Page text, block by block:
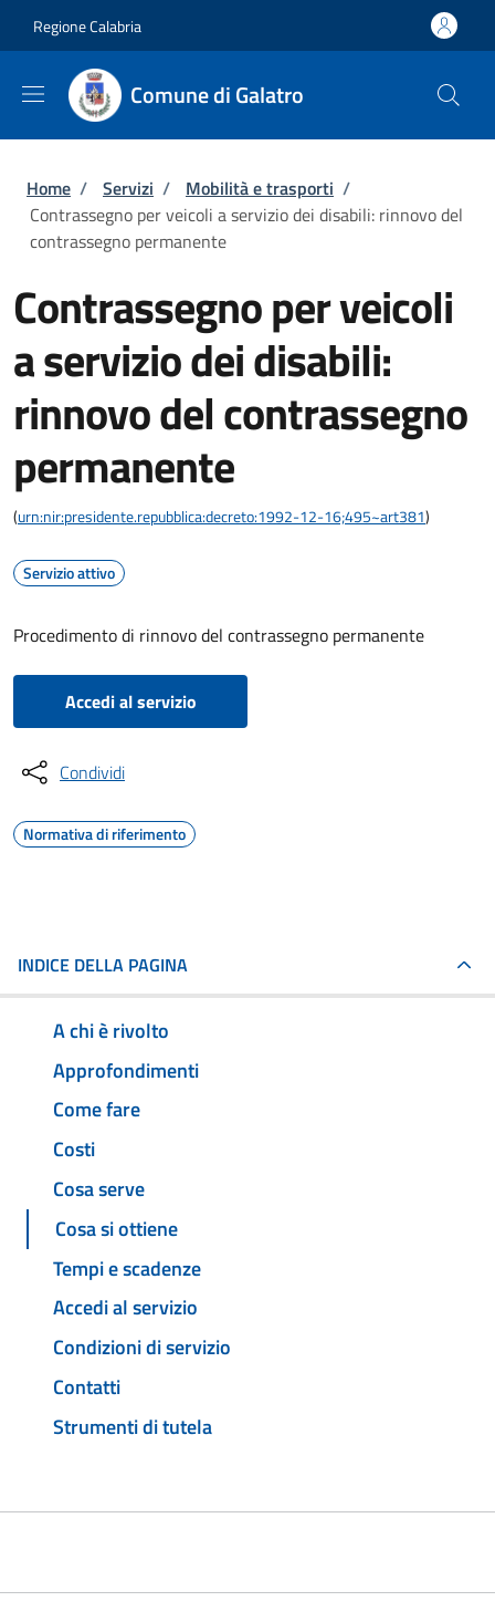
Regione Calabria
Comune di Galatro
Briciole di pane
Home / Servizi / Mobilità e trasporti /
Contrassegno per veicoli a servizio dei disabili: rinnovo del
contrassegno permanente
Contrassegno per veicoli
a servizio dei disabili:
rinnovo del contrassegno
permanente
(urn:nir:presidente.repubblica:decreto:1992-12-16;495~art381)
Servizio attivo
Procedimento di rinnovo del contrassegno permanente
Accedi al servizio
Condividi
Normativa di riferimento
INDICE DELLA PAGINA
A chi è rivolto
Approfondimenti
Come fare
Costi
Cosa serve
Cosa si ottiene
Tempi e scadenze
Accedi al servizio
Condizioni di servizio
Contatti
Strumenti di tutela